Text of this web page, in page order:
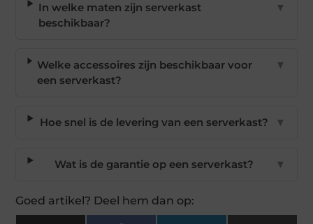
In welke maten zijn serverkast
beschikbaar?
▼
Welke accessoires zijn beschikbaar voor
een serverkast?
▼
Hoe snel is de levering van een serverkast? ▼
Wat is de garantie op een serverkast? ▼
Goed artikel? Deel hem dan op: